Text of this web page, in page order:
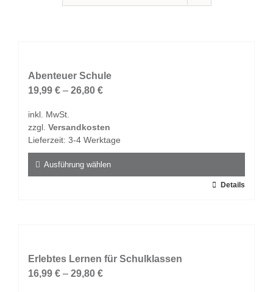
Abenteuer Schule
19,99 € – 26,80 €
inkl. MwSt.
zzgl. Versandkosten
Lieferzeit: 3-4 Werktage
Ausführung wählen
auf.
Die
Details
Erlebtes Lernen für Schulklassen
16,99 € – 29,80 €